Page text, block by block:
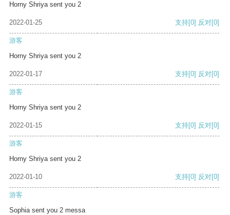
Horny Shriya sent you 2
2022-01-25 支持[0] 反对[0]
游客
Horny Shriya sent you 2
2022-01-17 支持[0] 反对[0]
游客
Horny Shriya sent you 2
2022-01-15 支持[0] 反对[0]
游客
Horny Shriya sent you 2
2022-01-10 支持[0] 反对[0]
游客
Sophia sent you 2 messa